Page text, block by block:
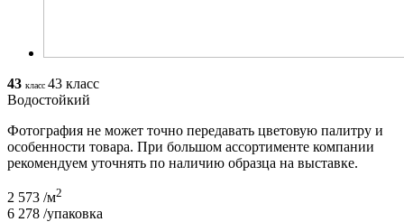
43 класс 43 класс
Водостойкий
Фотография не может точно передавать цветовую палитру и
особенности товара. При большом ассортименте компании
рекомендуем уточнять по наличию образца на выставке.
2 573 /м2
6 278 /упаковка